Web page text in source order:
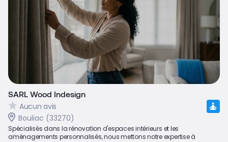
SARL Wood Indesign
Aucun avis
Bouliac (33270)
Spécialisés dans la rénovation d'espaces intérieurs et les
aménagements personnalisés, nous mettons notre expertise à